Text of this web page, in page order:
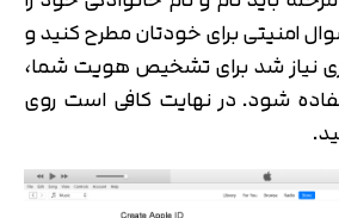
امنیتی برای خودتان مطرح کنید و
نیاز شد برای تشخیص هویت شما،
شود. در نهایت کافی است روی